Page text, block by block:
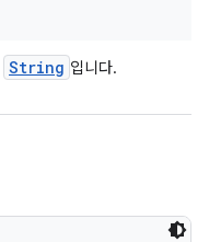
String 입니다.